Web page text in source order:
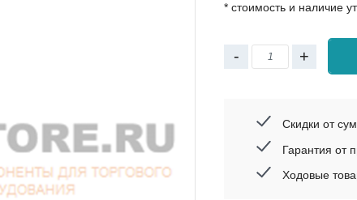
* стоимость и наличие
- +
Скидки от
Гарантия от
Ходовые